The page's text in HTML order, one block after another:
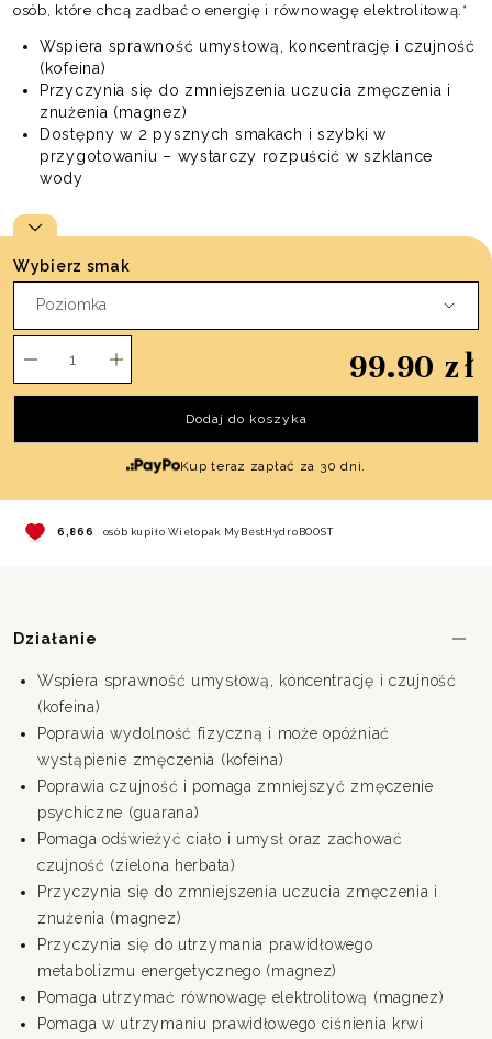
osób, które chcą zadbać o energię i równowagę elektrolitową.*
Wspiera sprawność umysłową, koncentrację i czujność
(kofeina)
Przyczynia się do zmniejszenia uczucia zmęczenia i
znużenia (magnez)
Dostępny w 2 pysznych smakach i szybki w
przygotowaniu – wystarczy rozpuścić w szklance
wody
Wybierz smak
ilość
Wielopak
MyBestHydroBOOST
-
poziomka
Dodaj do koszyka
99.90 zł
Kup teraz zapłać za 30 dni.
10,701 osób kupiło Wielopak MyBestHydroBOOST
Działanie
Wspiera sprawność umysłową, koncentrację i czujność
(kofeina)
Poprawia wydolność fizyczną i może opóźniać
wystąpienie zmęczenia (kofeina)
Poprawia czujność i pomaga zmniejszyć zmęczenie
psychiczne (guarana)
Pomaga odświeżyć ciało i umysł oraz zachować
czujność (zielona herbata)
Przyczynia się do zmniejszenia uczucia zmęczenia i
znużenia (magnez)
Przyczynia się do utrzymania prawidłowego
metabolizmu energetycznego (magnez)
Pomaga utrzymać równowagę elektrolitową (magnez)
Pomaga w utrzymaniu prawidłowego ciśnienia krwi